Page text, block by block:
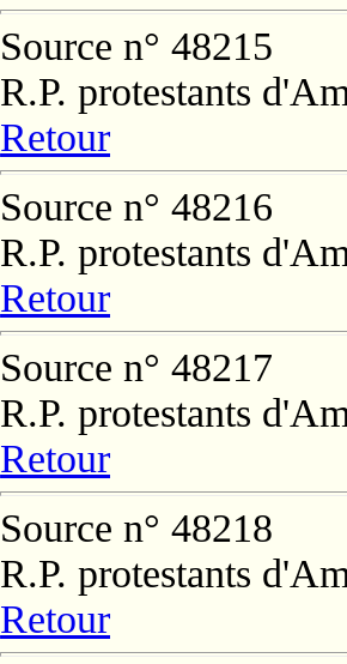
Source n° 48215
R.P. protestants
Retour
Source n° 48216
R.P. protestants
Retour
Source n° 48217
R.P. protestants
Retour
Source n° 48218
R.P. protestants
Retour